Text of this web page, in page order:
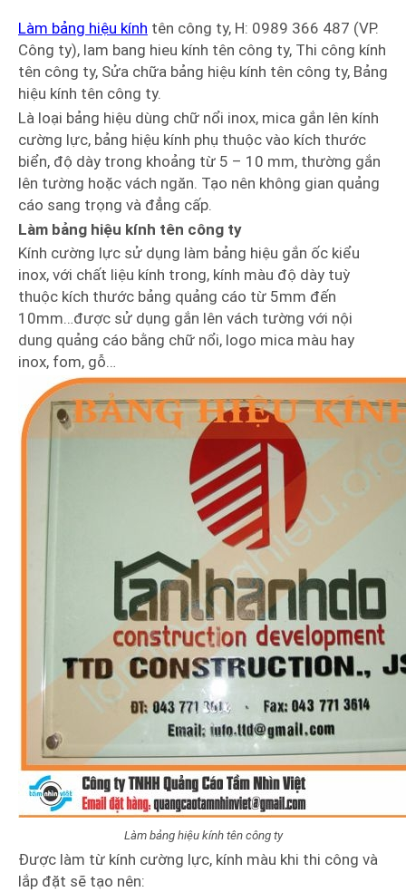
Làm bảng hiệu kính tên công ty, H: 0989 366 487 (VP.
Công ty), lam bang hieu kính tên công ty, Thi công kính
tên công ty, Sửa chữa bảng hiệu kính tên công ty, Bảng
hiệu kính tên công ty.
Là loại bảng hiệu dùng chữ nổi inox, mica gắn lên kính
cường lực, bảng hiệu kính phụ thuộc vào kích thước
biển, độ dày trong khoảng từ 5 – 10 mm, thường gắn
lên tường hoặc vách ngăn. Tạo nên không gian quảng
cáo sang trọng và đẳng cấp.
Làm bảng hiệu kính tên công ty
Kính cường lực sử dụng làm bảng hiệu gắn ốc kiểu
inox, với chất liệu kính trong, kính màu độ dày tuỳ
thuộc kích thước bảng quảng cáo từ 5mm đến
10mm…được sử dụng gắn lên vách tường với nội
dung quảng cáo bằng chữ nổi, logo mica màu hay
inox, fom, gỗ…
Làm bảng hiệu kính tên công ty
Được làm từ kính cường lực, kính màu khi thi công và
lắp đặt sẽ tạo nên: